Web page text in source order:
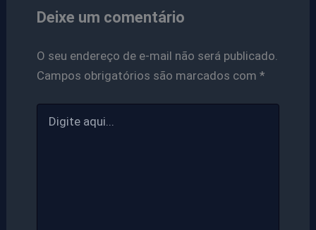
Deixe um comentário
O seu endereço de e-mail não será publicado.
Campos obrigatórios são marcados com *
aqui...